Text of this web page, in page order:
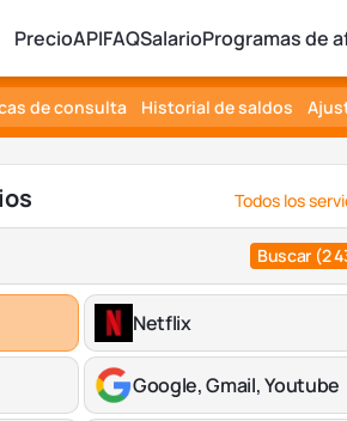
PrecioAPIFAQSalarioProgramas de
de consulta Historial de saldos
Todos los
Buscar (2
Netflix
Google, Gmail, Youtube